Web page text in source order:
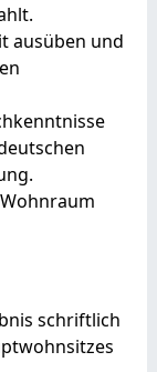
ausüben und
schriftlich